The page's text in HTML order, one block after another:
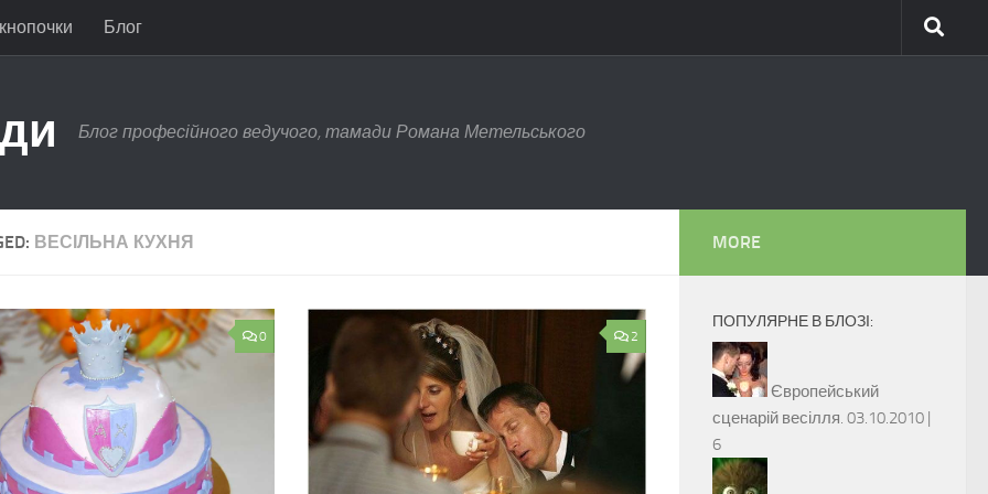
Блог
Блог професійного ведучого, тамади Романа Метельського
ВЕСІЛЬНА КУХНЯ
0 2
MORE
ПОПУЛЯРНЕ В БЛОЗІ:
Європейський
сценарій весілля. 03.10.2010 |
6